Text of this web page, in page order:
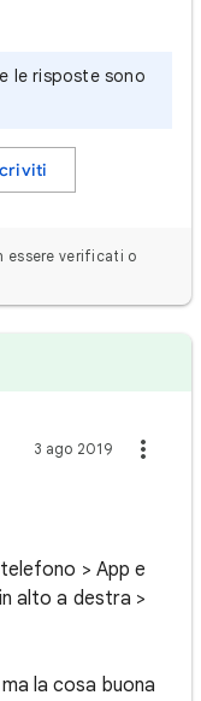
le risposte sono
essere verificati o
3 ago 2019
> App e
alto a destra >
la cosa buona